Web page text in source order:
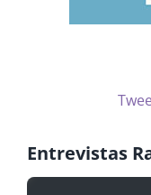
Entrevistas